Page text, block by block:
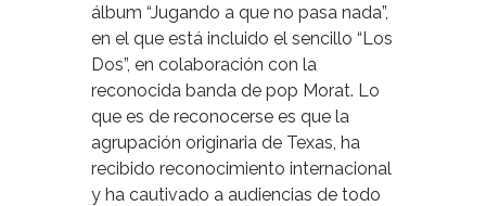
álbum “Jugando a que no pasa nada”,
en el que está incluido el sencillo “Los
Dos”, en colaboración con la
reconocida banda de pop Morat. Lo
que es de reconocerse es que la
agrupación originaria de Texas, ha
recibido reconocimiento internacional
y ha cautivado a audiencias de todo